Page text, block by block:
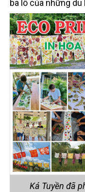
ba lô của những
Ká Tuyền đã